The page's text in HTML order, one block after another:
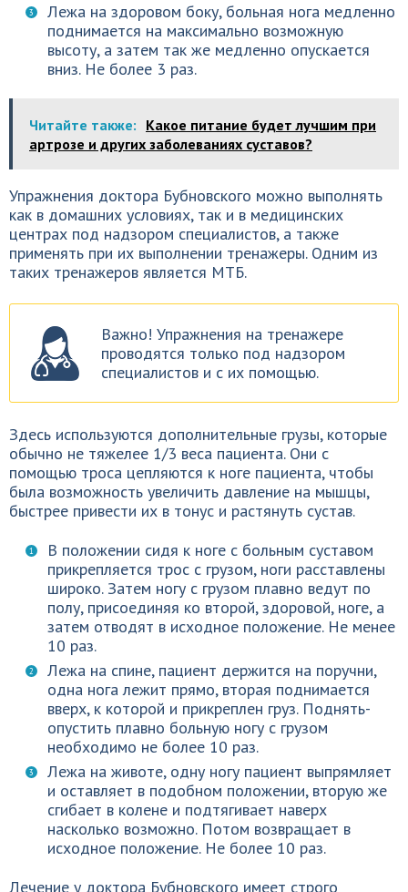
Лежа на здоровом боку, больная нога медленно
поднимается на максимально возможную
высоту, а затем так же медленно опускается
вниз. Не более 3 раз.
Читайте также: Какое питание будет лучшим при
артрозе и других заболеваниях суставов?
Упражнения доктора Бубновского можно выполнять
как в домашних условиях, так и в медицинских
центрах под надзором специалистов, а также
применять при их выполнении тренажеры. Одним из
таких тренажеров является МТБ.
Важно! Упражнения на тренажере
проводятся только под надзором
специалистов и с их помощью.
Здесь используются дополнительные грузы, которые
обычно не тяжелее 1/3 веса пациента. Они с
помощью троса цепляются к ноге пациента, чтобы
была возможность увеличить давление на мышцы,
быстрее привести их в тонус и растянуть сустав.
В положении сидя к ноге с больным суставом
прикрепляется трос с грузом, ноги расставлены
широко. Затем ногу с грузом плавно ведут по
полу, присоединяя ко второй, здоровой, ноге, а
затем отводят в исходное положение. Не менее
10 раз.
Лежа на спине, пациент держится на поручни,
одна нога лежит прямо, вторая поднимается
вверх, к которой и прикреплен груз. Поднять-
опустить плавно больную ногу с грузом
необходимо не более 10 раз.
Лежа на животе, одну ногу пациент выпрямляет
и оставляет в подобном положении, вторую же
сгибает в колене и подтягивает наверх
насколько возможно. Потом возвращает в
исходное положение. Не более 10 раз.
Лечение у доктора Бубновского имеет строго